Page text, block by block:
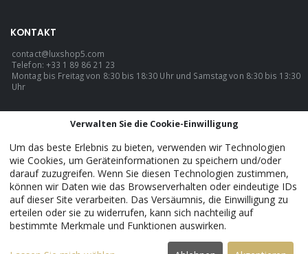
KONTAKT
contact@luxshop5.com
Telefon: +33 1 89 86 21 23
Montag bis Freitag von 8:30 bis 18:30 Uhr und Samstag von 8:30 bis 13:30
Uhr
LuxShop5 - Official. © 2026. ALLE RECHTE VORBEHALTEN.
Verwalten Sie die Cookie-Einwilligung
Um das beste Erlebnis zu bieten, verwenden wir Technologien
wie Cookies, um Geräteinformationen zu speichern und/oder
darauf zuzugreifen. Wenn Sie diesen Technologien zustimmen,
können wir Daten wie das Browserverhalten oder eindeutige IDs
auf dieser Site verarbeiten. Das Versäumnis, die Einwilligung zu
erteilen oder sie zu widerrufen, kann sich nachteilig auf
bestimmte Merkmale und Funktionen auswirken.